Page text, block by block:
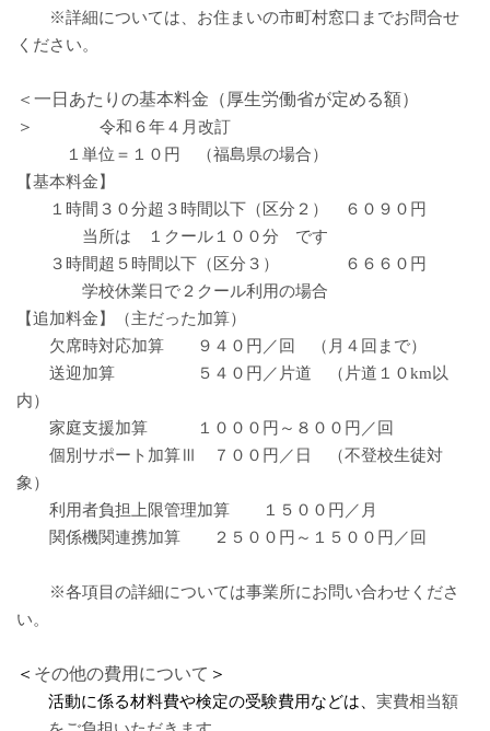
※詳細については 、お住まいの市町村窓口までお問合せ
ください。
＜一日あたりの基本料金（厚生労働省が定める額）
＞
令和６年４月改訂
１単位＝１０円 （福島県の場合）
【基本料金 】
１時間３０分超３時間以下（区分２） ６０９０円
当所は １クール１００分 です
３時間超５時間以下（区分３） ６６６０円
学校休業日で２クール利用の場合
【追加料金】（主だった加算）
欠席時対応加算 ９４０円／回 （月４回まで）
送迎加算 ５４０円／片道 （片道１０km以
内）
家庭支援加算 １０００円～８００円／回
個別サポート加算Ⅲ ７００円／日 （不登校生徒対
象）
利用者負担上限管理加算 １５００円／月
関係機関連携加算 ２５００円～１５００円／回
※各項目の詳細については事業所にお問い合わせくださ
い。
＜ その他の費用について ＞
活動に係る材料費や検定の受験費用などは、実費相当額